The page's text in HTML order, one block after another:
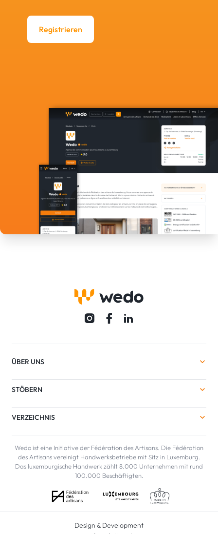
Registrieren
ÜBER UNS
STÖBERN
VERZEICHNIS
Wedo ist eine Initiative der Fédération des Artisans. Die Fédération
des Artisans vereinigt Handwerksbetriebe mit Sitz in Luxemburg.
Das luxemburgische Handwerk zählt 8.000 Unternehmen mit rund
100.000 Beschäftigten.
Design & Development